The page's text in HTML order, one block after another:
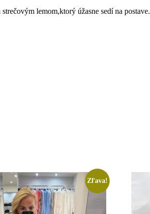
lemom,ktorý úžasne sedí na postave.
Zľava!